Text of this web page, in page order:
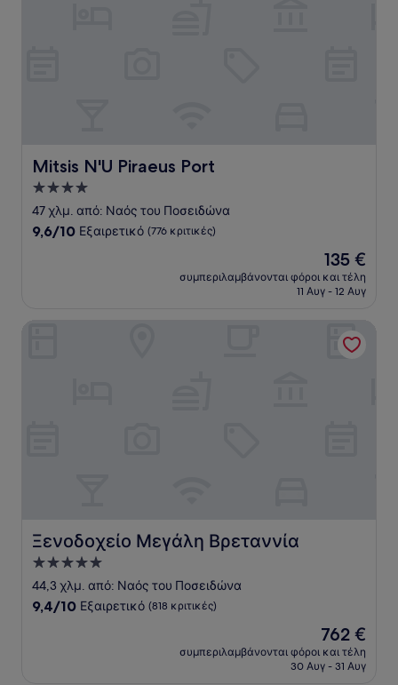
Mitsis N'U Piraeus Port
Mitsis N'U Piraeus Port
Κατάλυμα
με
4.0
47 χλμ. από: Ναός του Ποσειδώνα
9.6
9,6/10 Εξαιρετικό (776 κριτικές)
Η
τιμή
είναι
135 €
συμπεριλαμβάνονται φόροι και τέλη
11 Αυγ - 12 Αυγ
Ξενοδοχείο Μεγάλη Βρεταννία
Ξενοδοχείο Μεγάλη Βρεταννία
Κατάλυμα
με
5.0
44,3 χλμ. από: Ναός του Ποσειδώνα
9.4
9,4/10 Εξαιρετικό (818 κριτικές)
Η
τιμή
είναι
762 €
συμπεριλαμβάνονται φόροι και τέλη
30 Αυγ - 31 Αυγ